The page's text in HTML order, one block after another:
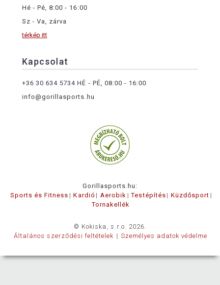
Hé - Pé, 8:00 - 16:00
Sz - Va, zárva
térkép itt
Kapcsolat
+36 30 634 5734 HÉ - PÉ, 08:00 - 16:00
info@gorillasports.hu
Gorillasports.hu:
Sports és Fitness
Kardió Aerobik Testépítés
Küzdősport
Tornakellék
© Kokiska, s.r.o. 2026.
Általános szerződési feltételek
Személyes adatok védelme